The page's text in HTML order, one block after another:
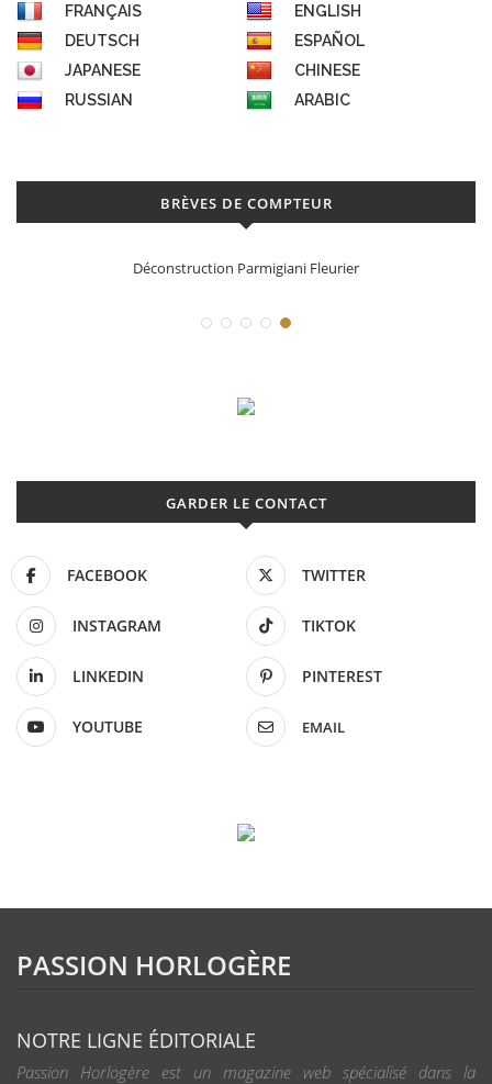
FRANÇAIS
ENGLISH
DEUTSCH
ESPAÑOL
JAPANESE
CHINESE
RUSSIAN
ARABIC
BRÈVES DE COMPTEUR
Déconstruction Parmigiani Fleurier
GARDER LE CONTACT
FACEBOOK TWITTER
INSTAGRAM TIKTOK
LINKEDIN PINTEREST
YOUTUBE EMAIL
PASSION HORLOGÈRE
NOTRE LIGNE ÉDITORIALE
Passion Horlogère est un magazine web spécialisé dans la